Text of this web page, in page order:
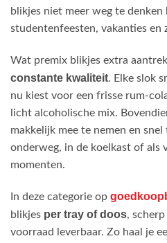
blikjes niet meer weg te denken
studentenfeesten, vakanties en
Wat premix blikjes extra
constante kwaliteit. Elke slok
nu kiest voor een frisse rum-
licht alcoholische mix.
makkelijk mee te nemen en
onderweg, in de koelkast of als
momenten.
In deze categorie op
blikjes per tray of doos,
voorraad leverbaar. Zo haal je